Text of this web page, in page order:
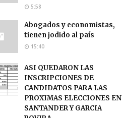
5:58
Abogados y economistas,
tienen jodido al país
15:40
ASI QUEDARON LAS
INSCRIPCIONES DE
CANDIDATOS PARA LAS
PROXIMAS ELECCIONES EN
SANTANDER Y GARCIA